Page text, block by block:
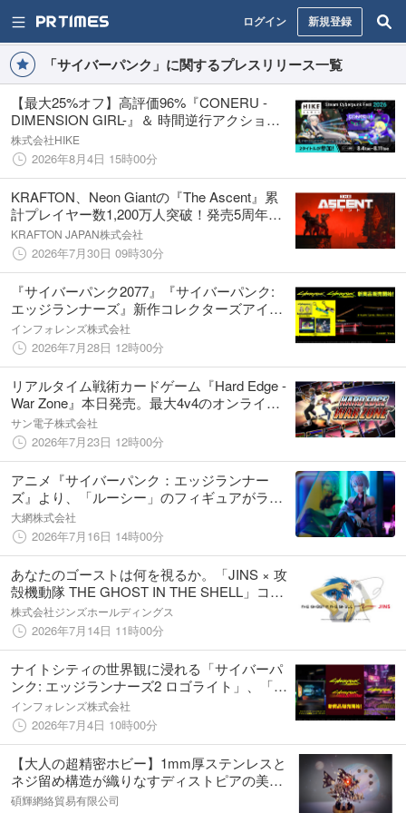
ログイン 新規登録
「サイバーパンク」に関するプレスリリース一覧
【最大25%オフ】高評価96%『CONERU -
DIMENSION GIRL-』＆ 時間逆行アクション
『PROJECT TACHYON』が「Steam
Cyberpunk Fest 2026」に登場！
株式会社HIKE
2026年8月4日 15時00分
KRAFTON、Neon Giantの『The Ascent』累
計プレイヤー数1,200万人突破！発売5周年を
記念し11月の大型アップデートと今後のロー
ドマップを公開！！
KRAFTON JAPAN株式会社
2026年7月30日 09時30分
『サイバーパンク2077』『サイバーパンク:
エッジランナーズ』新作コレクターズアイテ
ム7/28より予約販売開始！
インフォレンズ株式会社
2026年7月28日 12時00分
リアルタイム戦術カードゲーム『Hard Edge -
War Zone』本日発売。最大4v4のオンライン
マルチカード対戦が楽しめる。
サン電子株式会社
2026年7月23日 12時00分
アニメ『サイバーパンク：エッジランナー
ズ』より、「ルーシー」のフィギュアがライ
トアップ仕様のジオラマとともに登場。あみ
あみにて予約受付中。
大網株式会社
2026年7月16日 14時00分
あなたのゴーストは何を視るか。「JINS × 攻
殻機動隊 THE GHOST IN THE SHELL」コラ
ボレーションアイウエア 7月16日（木）発売
株式会社ジンズホールディングス
2026年7月14日 11時00分
ナイトシティの世界観に浸れる「サイバーパ
ンク: エッジランナーズ2 ロゴライト」、「サ
イバーパンク: エッジランナーズ デイビッド
の部屋 シャドーボックス」7月4日より予約販
売開始！
インフォレンズ株式会社
2026年7月4日 10時00分
【大人の超精密ホビー】1mm厚ステンレスと
ネジ留め構造が織りなすディストピアの美
学。サイバーパンク風メカニカル立体モデル
碩輝網絡貿易有限公司